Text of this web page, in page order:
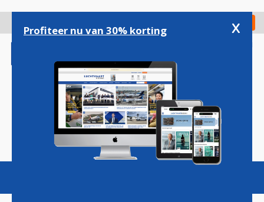
gaan
Check in
Magazine Podcasts Vacatures
Profiteer nu van 30% korting x